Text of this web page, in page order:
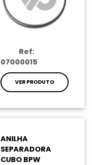
Ref:
07000015
VER PRODUTO
ANILHA
SEPARADORA
CUBO BPW